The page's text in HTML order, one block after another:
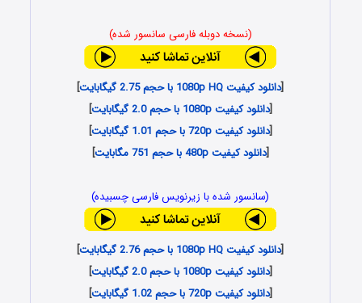
(نسخه دوبله فارسی سانسور شده)
[دانلود کیفیت 1080p HQ با حجم 2.75 گیگابایت
]
[دانلود کیفیت 1080p با حجم 2.0 گیگابایت
]
[دانلود کیفیت 720p با حجم 1.01 گیگابایت
]
[دانلود کیفیت 480p با حجم 751 مگابایت ]
(سانسور شده با زیرنویس فارسی چسبیده)
[دانلود کیفیت 1080p HQ با حجم 2.76 گیگابایت
]
[دانلود کیفیت 1080p با حجم 2.0 گیگابایت
]
[دانلود کیفیت 720p با حجم 1.02 گیگابایت
]